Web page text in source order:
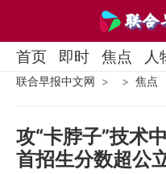
首页 即时 焦点 人
联合早报中文网 焦点
攻“卡脖子”技术
首招生分数超公